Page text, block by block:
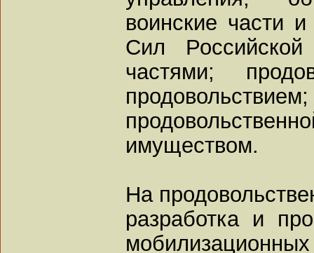
воинские части
Сил
частями;
имуществом.
На
разработка и